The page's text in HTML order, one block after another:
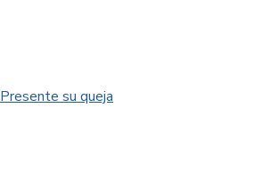
Presente su queja